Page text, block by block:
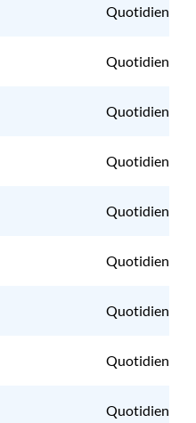
Quotidien
Quotidien
Quotidien
Quotidien
Quotidien
Quotidien
Quotidien
Quotidien
Quotidien